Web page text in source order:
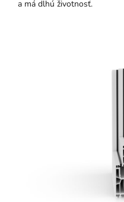
a má dlhú životnosť.